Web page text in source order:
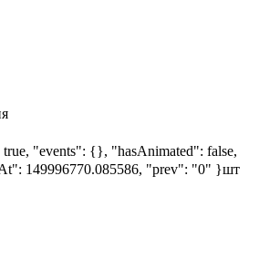
"events": {}, "hasAnimated": false,
149996770.085586, "prev": "0" }шт